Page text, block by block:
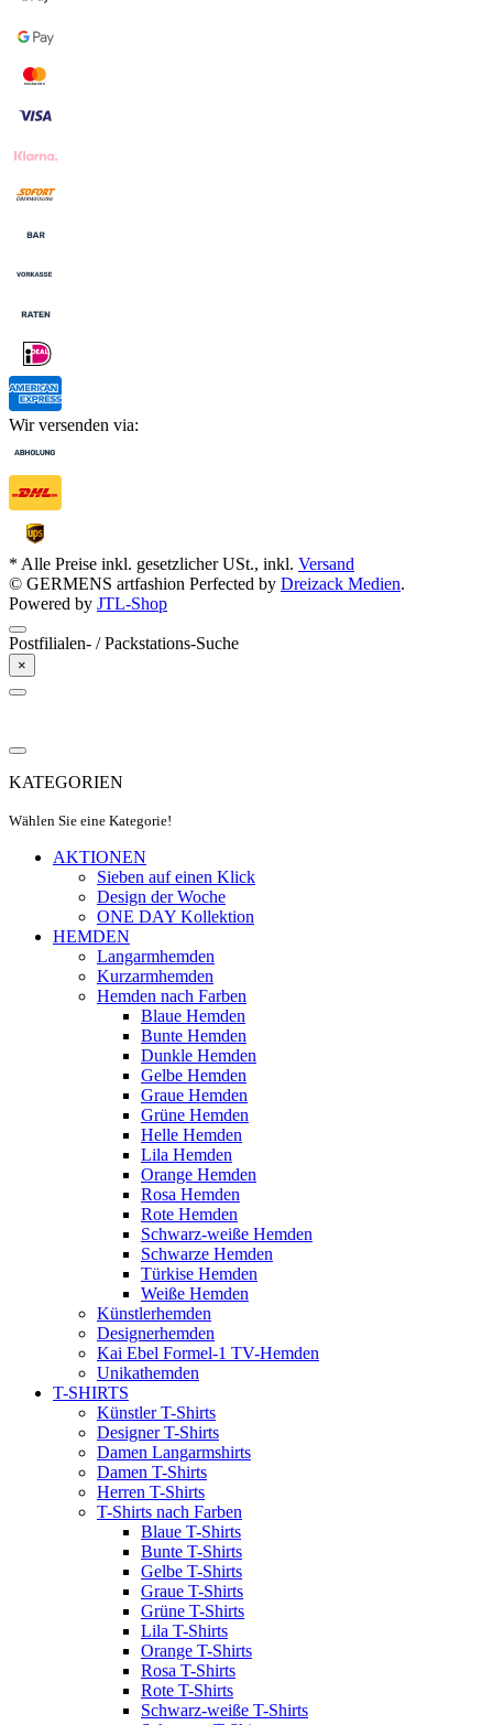
Wir versenden via:
* Alle Preise inkl. gesetzlicher USt., inkl. Versand
© GERMENS artfashion Perfected by Dreizack Medien.
Powered by JTL-Shop
Postfilialen- / Packstations-Suche
×
KATEGORIEN
Wählen Sie eine Kategorie!
AKTIONEN
Sieben auf einen Klick
Design der Woche
ONE DAY Kollektion
HEMDEN
Langarmhemden
Kurzarmhemden
Hemden nach Farben
Blaue Hemden
Bunte Hemden
Dunkle Hemden
Gelbe Hemden
Graue Hemden
Grüne Hemden
Helle Hemden
Lila Hemden
Orange Hemden
Rosa Hemden
Rote Hemden
Schwarz-weiße Hemden
Schwarze Hemden
Türkise Hemden
Weiße Hemden
Künstlerhemden
Designerhemden
Kai Ebel Formel-1 TV-Hemden
Unikathemden
T-SHIRTS
Künstler T-Shirts
Designer T-Shirts
Damen Langarmshirts
Damen T-Shirts
Herren T-Shirts
T-Shirts nach Farben
Blaue T-Shirts
Bunte T-Shirts
Gelbe T-Shirts
Graue T-Shirts
Grüne T-Shirts
Lila T-Shirts
Orange T-Shirts
Rosa T-Shirts
Rote T-Shirts
Schwarz-weiße T-Shirts